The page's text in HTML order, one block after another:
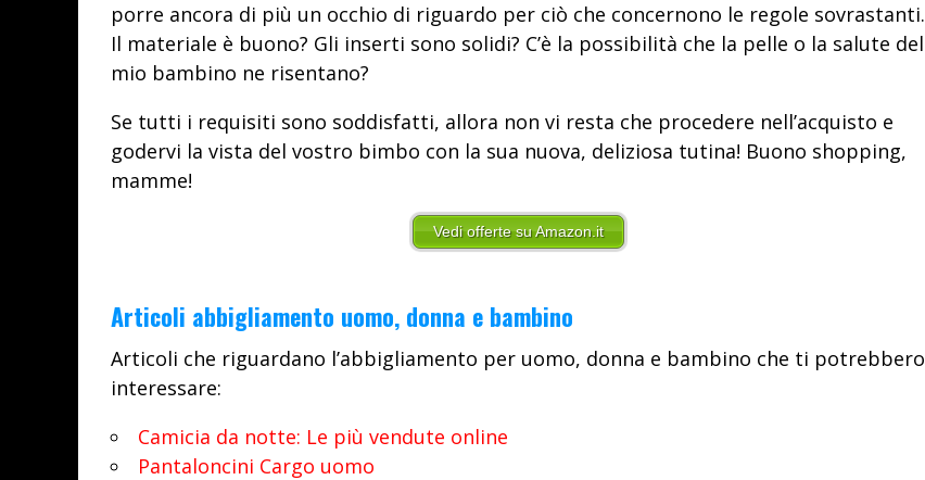
porre ancora di più un occhio di riguardo per ciò che concernono le regole sovrastanti.
Il materiale è buono? Gli inserti sono solidi? C’è la possibilità che la pelle o la salute del
mio bambino ne risentano?
Se tutti i requisiti sono soddisfatti, allora non vi resta che procedere nell’acquisto e
godervi la vista del vostro bimbo con la sua nuova, deliziosa tutina! Buono shopping,
mamme!
Vedi offerte su Amazon.it
Articoli abbigliamento uomo, donna e bambino
Articoli che riguardano l’abbigliamento per uomo, donna e bambino che ti potrebbero
interessare:
Camicia da notte: Le più vendute online
Pantaloncini Cargo uomo